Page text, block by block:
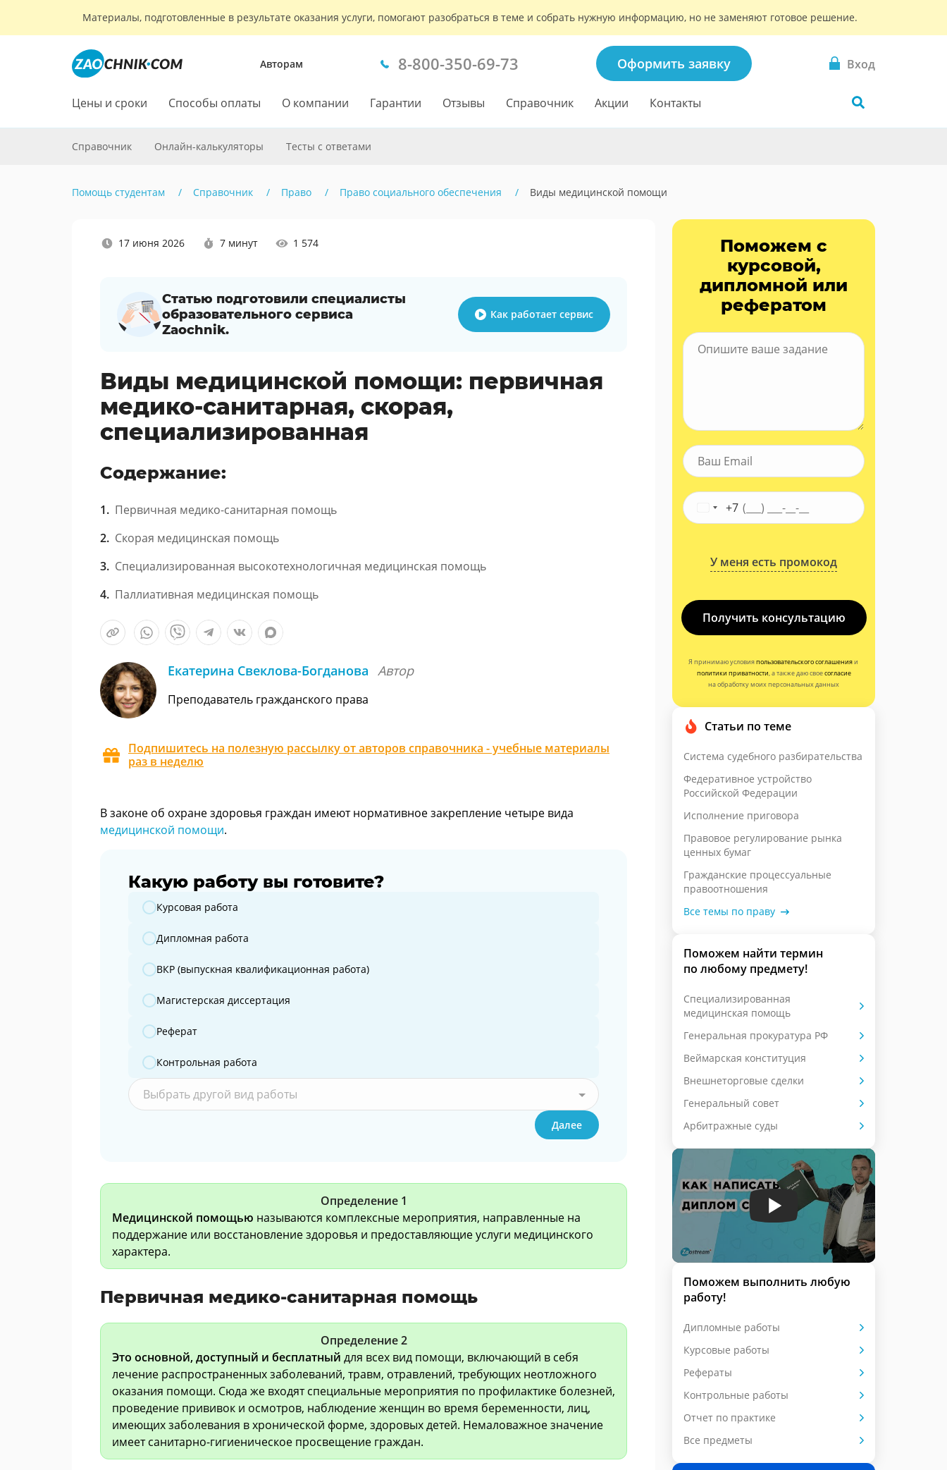
Материалы, подготовленные в результате оказания услуги, помогают разобраться в теме и собрать нужную информацию, но не заменяют готовое решение.
Авторам 8-800-350-69-73 Оформить заявку Вход
Цены и сроки Способы оплаты О компании Гарантии Отзывы Справочник Акции Контакты
Справочник Онлайн-калькуляторы Тесты с ответами
Помощь студентам Справочник Право Право социального обеспечения Виды медицинской помощи
17 июня 2026 7 минут 1 574
Статью подготовили специалисты
образовательного сервиса
Zaochnik.
Как работает сервис
Виды медицинской помощи: первичная
медико-санитарная, скорая,
специализированная
Содержание:
Первичная медико-санитарная помощь
Скорая медицинская помощь
Специализированная высокотехнологичная медицинская помощь
Паллиативная медицинская помощь
Екатерина Свеклова-Богданова Автор
Преподаватель гражданского права
Подпишитесь на полезную рассылку от авторов справочника - учебные материалы
раз в неделю
В законе об охране здоровья граждан имеют нормативное закрепление четыре вида
медицинской помощи.
Какую работу вы готовите?
Какую работу вы готовите?
Курсовая работа
Дипломная работа
ВКР (выпускная квалификационная работа)
Магистерская диссертация
Реферат
Контрольная работа
Выбрать другой вид работы
Далее
Определение 1
Медицинской помощью называются комплексные мероприятия, направленные на
поддержание или восстановление здоровья и предоставляющие услуги медицинского
характера.
Первичная медико-санитарная помощь
Определение 2
Это основной, доступный и бесплатный для всех вид помощи, включающий в себя
лечение распространенных заболеваний, травм, отравлений, требующих неотложного
оказания помощи. Сюда же входят специальные мероприятия по профилактике болезней,
проведение прививок и осмотров, наблюдение женщин во время беременности, лиц,
имеющих заболевания в хронической форме, здоровых детей. Немаловажное значение
имеет санитарно-гигиеническое просвещение граждан.
Поможем с
курсовой,
дипломной или
рефератом
+7
У меня есть промокод
Получить консультацию
Я принимаю условияпользовательского соглашенияи
политики приватности, а также даю своесогласие
на обработку моих персональных данных
Статьи по теме
Система судебного разбирательства
Федеративное устройство
Российской Федерации
Исполнение приговора
Правовое регулирование рынка
ценных бумаг
Гражданские процессуальные
правоотношения
Все темы по праву
Поможем найти термин
по любому предмету!
Специализированная
медицинская помощь
Генеральная прокуратура РФ
Веймарская конституция
Внешнеторговые сделки
Генеральный совет
Арбитражные суды
Поможем выполнить любую
работу!
Дипломные работы
Курсовые работы
Рефераты
Контрольные работы
Отчет по практике
Все предметы